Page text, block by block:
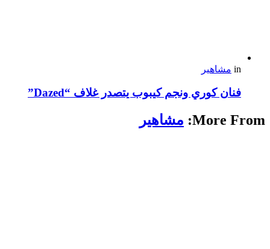
in مشاهير
فنان كوري ونجم كيبوب يتصدر غلاف “Dazed”
More From: مشاهير